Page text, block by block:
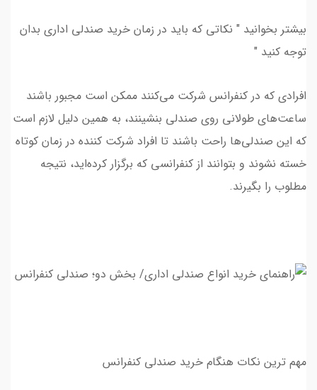
بیشتر بخوانید " نکاتی که باید در زمان خرید صندلی اداری بدان
توجه کنید "
افرادی که در کنفرانس شرکت می‌کنند ممکن است مجبور باشند
ساعت‌های طولانی روی صندلی بنشینند، به همین دلیل لازم است
كه این صندلی‌ها راحت باشند تا افراد شرکت کننده در زمان کوتاه
خسته نشوند و بتوانند از کنفرانسی که برگزار کرده‌اید، نتیجه
مطلوب را بگیرند.
مهم ترین نکات هنگام خرید صندلی کنفرانس